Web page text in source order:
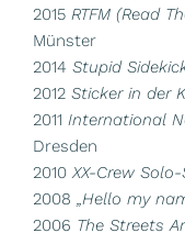
2015 RTFM (Read
Münster
2014 Stupid
2012 Sticker in der
2011 International
Dresden
2010XX-Crew Solo-
2008 „Hello my
2006 The Streets